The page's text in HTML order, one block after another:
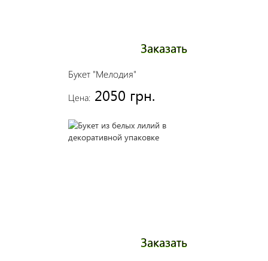
Букет "Мелодия"
Цена: 2050 грн.
Заказать
Заказать